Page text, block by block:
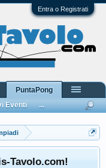
Entra o Registrati
Tavolo.com!
PuntaPong
Eventi ...